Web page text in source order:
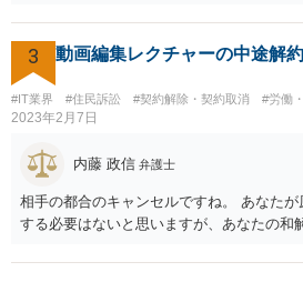
スムースかと思います。
3 動画編集レクチャーの中途解
#IT業界 #住民訴訟 #契約解除・契約取消 #労働
2023年2月7日
内藤 政信 弁護士
相手の都合のキャンセルですね。 あなた
する必要はないと思いますが、あなたの和